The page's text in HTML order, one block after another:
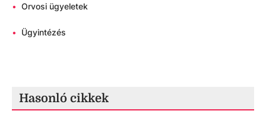
• Orvosi ügyeletek
• Ügyintézés
Hasonló cikkek